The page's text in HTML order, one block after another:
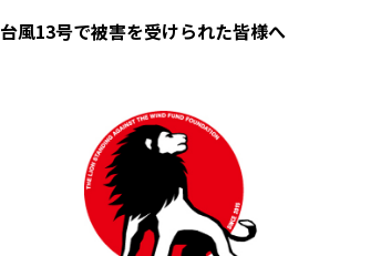
台風13号で被害を受けられた皆様へ